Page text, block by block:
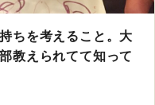
ちを考えること。大
教えられてて知って